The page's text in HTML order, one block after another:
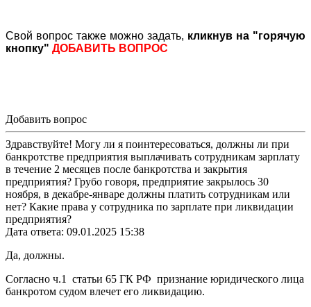
Свой вопрос также можно задать, кликнув на "горячую
кнопку" ДОБАВИТЬ ВОПРОС
Добавить вопрос
Здравствуйте! Могу ли я поинтересоваться, должны ли при
банкротстве предприятия выплачивать сотрудникам зарплату
в течение 2 месяцев после банкротства и закрытия
предприятия? Грубо говоря, предприятие закрылось 30
ноября, в декабре-январе должны платить сотрудникам или
нет? Какие права у сотрудника по зарплате при ликвидации
предприятия?
Дата ответа: 09.01.2025 15:38
Да, должны.
Согласно ч.1 статьи 65 ГК РФ признание юридического лица
банкротом судом влечет его ликвидацию.